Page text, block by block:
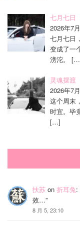
七月七日
2026年7
七月七日
变成了一
滂沱。
灵魂摆渡
2026年7
这个周末
时宜。毕
[…]
扶苏 on 折耳兔:
效…”
8 月 5, 23:10